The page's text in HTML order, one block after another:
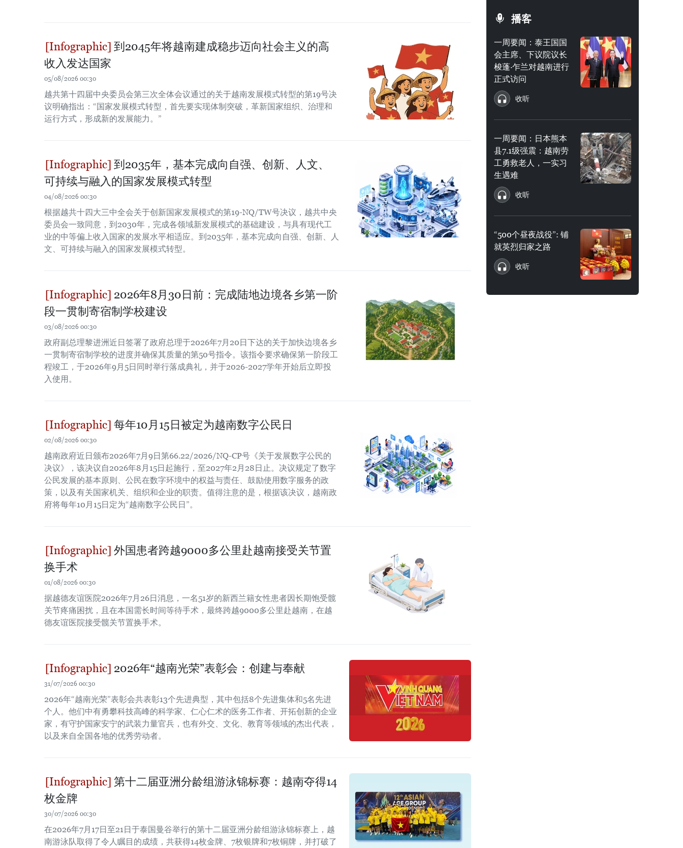
到2045年将越南建成稳步迈向社会主义的高
收入发达国家
05/08/2026 00:30
越共第十四届中央委员会第三次全体会议通过的关于越南发展模式转型的第19号决
议明确指出：“国家发展模式转型，首先要实现体制突破，革新国家组织、治理和
运行方式，形成新的发展能力。”
到2035年，基本完成向自强、创新、人文、
可持续与融入的国家发展模式转型
04/08/2026 00:30
根据越共十四大三中全会关于创新国家发展模式的第19-NQ/TW号决议，越共中央
委员会一致同意，到2030年，完成各领域新发展模式的基础建设，与具有现代工
业的中等偏上收入国家的发展水平相适应。到2035年，基本完成向自强、创新、人
文、可持续与融入的国家发展模式转型。
2026年8月30日前：完成陆地边境各乡第一阶
段一贯制寄宿制学校建设
03/08/2026 00:30
政府副总理黎进洲近日签署了政府总理于2026年7月20日下达的关于加快边境各乡
一贯制寄宿制学校的进度并确保其质量的第50号指令。该指令要求确保第一阶段工
程竣工，于2026年9月5日同时举行落成典礼，并于2026-2027学年开始后立即投
入使用。
每年10月15日被定为越南数字公民日
02/08/2026 00:30
越南政府近日颁布2026年7月9日第66.22/2026/NQ-CP号《关于发展数字公民的
决议》，该决议自2026年8月15日起施行，至2027年2月28日止。决议规定了数字
公民发展的基本原则、公民在数字环境中的权益与责任、鼓励使用数字服务的政
策，以及有关国家机关、组织和企业的职责。值得注意的是，根据该决议，越南政
府将每年10月15日定为“越南数字公民日”。
外国患者跨越9000多公里赴越南接受关节置
换手术
01/08/2026 00:30
据越德友谊医院2026年7月26日消息，一名51岁的新西兰籍女性患者因长期饱受髋
关节疼痛困扰，且在本国需长时间等待手术，最终跨越9000多公里赴越南，在越
德友谊医院接受髋关节置换手术。
2026年“越南光荣”表彰会：创建与奉献
31/07/2026 00:30
2026年“越南光荣”表彰会共表彰13个先进典型，其中包括8个先进集体和5名先进
个人。他们中有勇攀科技高峰的科学家、仁心仁术的医务工作者、开拓创新的企业
家，有守护国家安宁的武装力量官兵，也有外交、文化、教育等领域的杰出代表，
以及来自全国各地的优秀劳动者。
第十二届亚洲分龄组游泳锦标赛：越南夺得14
枚金牌
30/07/2026 00:30
在2026年7月17日至21日于泰国曼谷举行的第十二届亚洲分龄组游泳锦标赛上，越
南游泳队取得了令人瞩目的成绩，共获得14枚金牌、7枚银牌和7枚铜牌，并打破了
播客
一周要闻：泰王国国
会主席、下议院议长
梭蓬·乍兰对越南进行
正式访问
收听
一周要闻：日本熊本
县7.1级强震：越南劳
工勇救老人，一实习
生遇难
收听
“500个昼夜战役”: 铺
就英烈归家之路
收听